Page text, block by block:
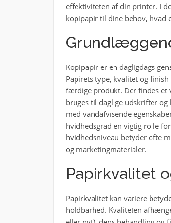
effektiviteten af din printer. I
kopipapir til dine behov, hvad
Kopipapir er en dagligdags
Papirets type, kvalitet og
færdige produkt. Der findes
bruges til daglige udskrifter
med vandafvisende
hvidhedsgrad en vigtig rolle
hvidhedsniveau betyder ofte
og marketingmaterialer.
Papirkvalitet
Papirkvalitet kan variere
holdbarhed. Kvaliteten